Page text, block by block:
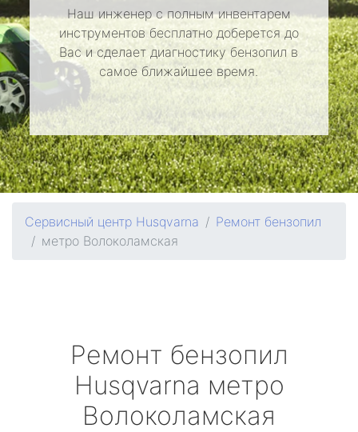
Наш инженер с полным инвентарем
инструментов бесплатно доберется до
Вас и сделает диагностику бензопил в
самое ближайшее время.
Сервисный центр Husqvarna
Ремонт бензопил
метро Волоколамская
Ремонт бензопил
Husqvarna метро
Волоколамская